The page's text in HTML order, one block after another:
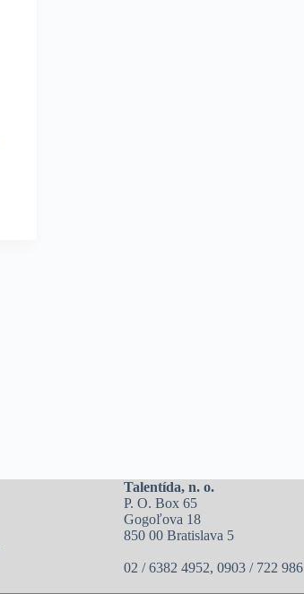
Talentída, n. o.
P. O. Box 65
Gogoľova 18
850 00 Bratislava 5
02 / 6382 4952, 0903 / 722 986